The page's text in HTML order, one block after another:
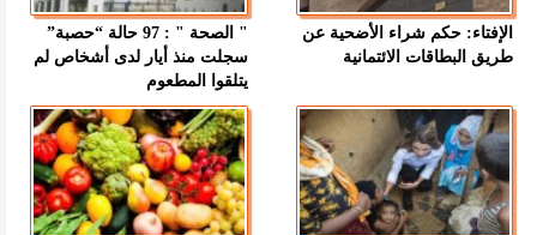
الإفتاء: حكم شراء الأضحية عن
طريق البطاقات الائتمانية
" الصحة " : 97 حالة “حصبة”
سجلت منذ أيار لدى أشخاص لم
يتلقوا المطعوم